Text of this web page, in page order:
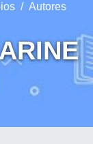
Autores